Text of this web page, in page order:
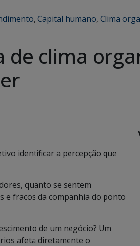
, Capital humano, Clima
de clima
identificar a percepção que
quanto se sentem
e fracos da companhia do ponto
de um negócio? Um
afeta diretamente o